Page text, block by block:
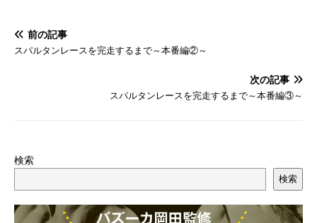
前の記事
スパルタンレースを完走するまで～本番編②～
次の記事
スパルタンレースを完走するまで～本番編③～
検索
検索